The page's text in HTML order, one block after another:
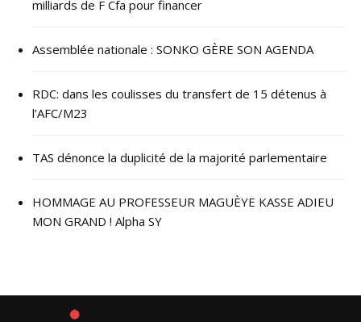
milliards de F Cfa pour financer
Assemblée nationale : SONKO GÈRE SON AGENDA
RDC: dans les coulisses du transfert de 15 détenus à
l’AFC/M23
TAS dénonce la duplicité de la majorité parlementaire
HOMMAGE AU PROFESSEUR MAGUÈYE KASSE ADIEU
MON GRAND ! Alpha SY